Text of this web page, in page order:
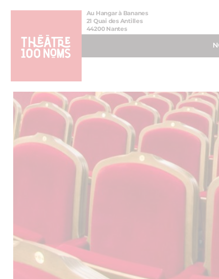
Aller
Aller au
Au Hangar à Bananes
21 Quai des Antilles
44200 Nantes